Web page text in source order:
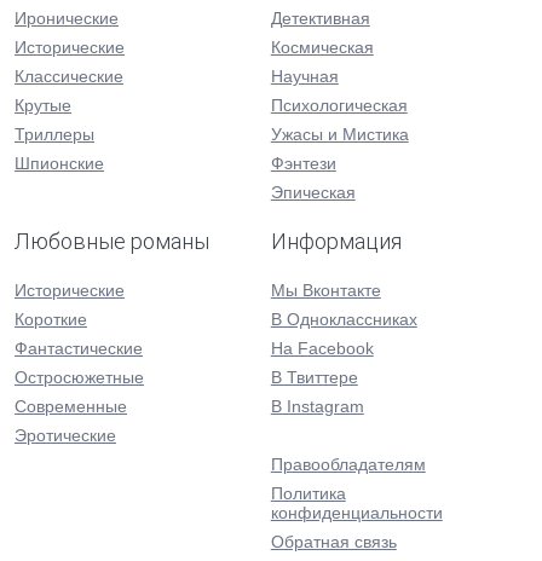
Иронические
Исторические
Классические
Крутые
Триллеры
Шпионские
Детективная
Космическая
Научная
Психологическая
Ужасы и Мистика
Фэнтези
Эпическая
Любовные романы
Исторические
Короткие
Фантастические
Остросюжетные
Современные
Эротические
Информация
Мы Вконтакте
В Одноклассниках
На Facebook
В Твиттере
В Instagram
Правообладателям
Политика
конфиденциальности
Обратная связь